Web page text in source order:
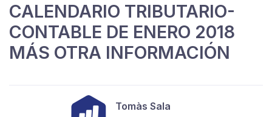
CALENDARIO TRIBUTARIO-
CONTABLE DE ENERO 2018
MÁS OTRA INFORMACIÓN
Tomàs Sala